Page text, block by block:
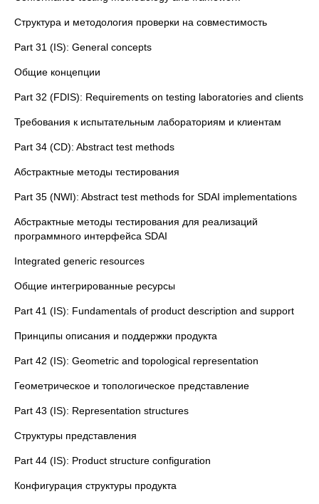
Структура и методология проверки на совместимость
Part 31 (IS): General concepts
Общие концепции
Part 32 (FDIS): Requirements on testing laboratories and clients
Требования к испытательным лабораториям и клиентам
Part 34 (CD): Abstract test methods
Абстрактные методы тестирования
Part 35 (NWI): Abstract test methods for SDAI implementations
Абстрактные методы тестирования для реализаций
программного интерфейса SDAI
Integrated generic resources
Общие интегрированные ресурсы
Part 41 (IS): Fundamentals of product description and support
Принципы описания и поддержки продукта
Part 42 (IS): Geometric and topological representation
Геометрическое и топологическое представление
Part 43 (IS): Representation structures
Структуры представления
Part 44 (IS): Product structure configuration
Конфигурация структуры продукта